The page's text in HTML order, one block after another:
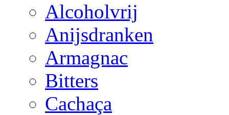
Alcoholvrij
Anijsdranken
Armagnac
Bitters
Cachaça